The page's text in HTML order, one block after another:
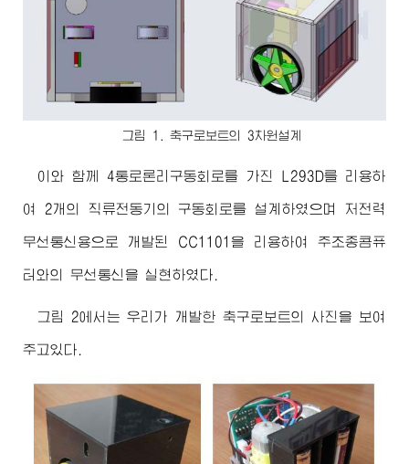
그림 1. 축구로보트의 3차원설계
이와 함께 4통로론리구동회로를 가진 L293D를 리용하
여 2개의 직류전동기의 구동회로를 설계하였으며 저전력
무선통신용으로 개발된 CC1101을 리용하여 주조종콤퓨
터와의 무선통신을 실현하였다.
그림 2에서는 우리가 개발한 축구로보트의 사진을 보여
주고있다.